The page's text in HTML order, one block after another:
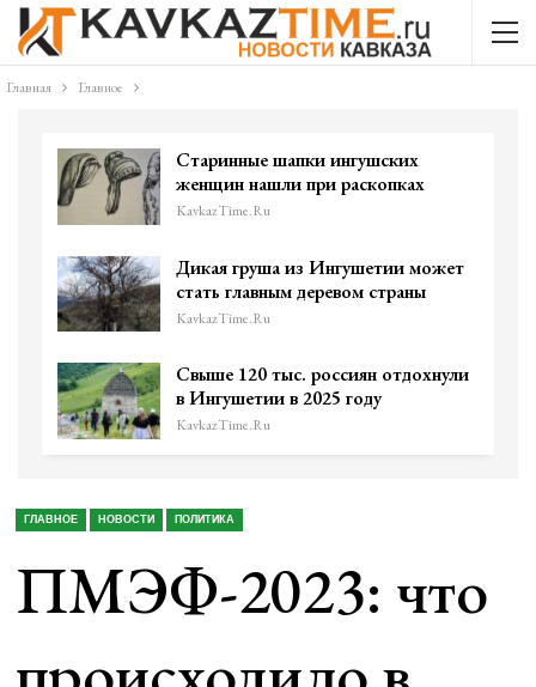
Главная Главное
Старинные шапки ингушских
женщин нашли при раскопках
KavkazTime.ru
Дикая груша из Ингушетии может
стать главным деревом страны
KavkazTime.ru
Свыше 120 тыс. россиян отдохнули
в Ингушетии в 2025 году
KavkazTime.ru
ГЛАВНОЕ НОВОСТИ ПОЛИТИКА
ПМЭФ-2023: что